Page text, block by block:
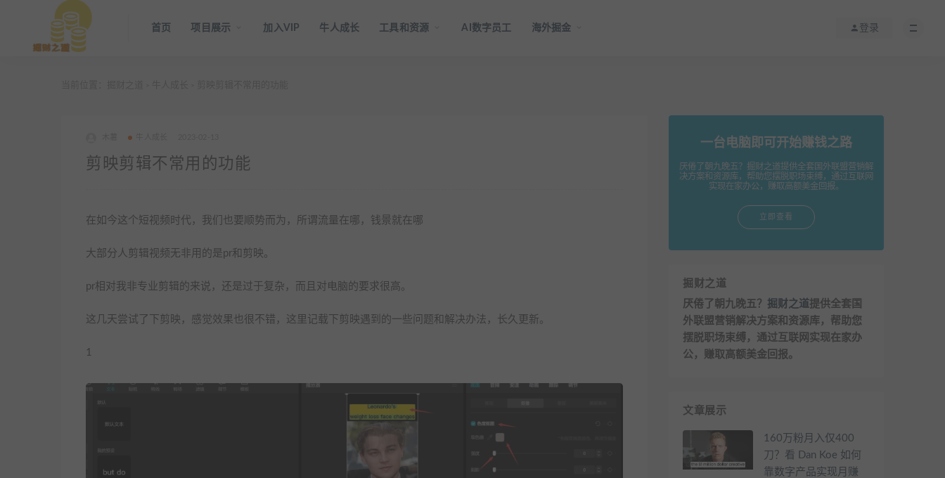
首页 项目展示 加入VIP 牛人成长 工具和资源 AI数字员工 海外掘金 登录
剪映剪辑不常用的功能
在如今这个短视频时代，我们也要顺势而为，所谓流量在哪，钱景就在哪
大部分人剪辑视频无非用的是pr和剪映。
pr相对我非专业剪辑的来说，还是过于复杂，而且对电脑的要求很高。
这几天尝试了下剪映，感觉效果也很不错，这里记载下剪映遇到的一些问题和解决办法，长久更新。
1
一台电脑即可开始赚钱之路
厌倦了朝九晚五？掘财之道提供全套国外联盟营销解
决方案和资源库，帮助您摆脱职场束缚，通过互联网
实现在家办公，赚取高额美金回报。
立即查看
掘财之道
厌倦了朝九晚五？ 掘财之道提供全套国
外联盟营销解决方案和资源库，帮助您
摆脱职场束缚，通过互联网实现在家办
公，赚取高额美金回报。
文章展示
160万粉月入仅400
刀？看 Dan Koe 如何
靠数字产品实现月赚